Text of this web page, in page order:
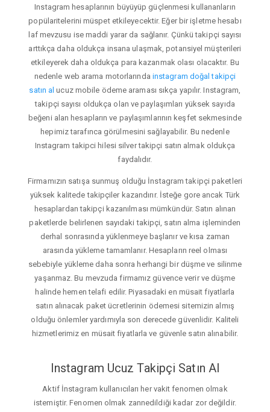
Instagram hesaplarının büyüyüp güçlenmesi kullananların
popülaritelerini müspet etkileyecektir. Eğer bir işletme hesabı
laf mevzusu ise maddi yarar da sağlanır. Çünkü takipçi sayısı
arttıkça daha oldukça insana ulaşmak, potansiyel müşterileri
etkileyerek daha oldukça para kazanmak olası olacaktır. Bu
nedenle web arama motorlarında instagram doğal takipçi
satın al ucuz mobile ödeme araması sıkça yapılır. Instagram,
takipçi sayısı oldukça olan ve paylaşımları yüksek sayıda
beğeni alan hesapların ve paylaşımlarının keşfet sekmesinde
hepimiz tarafınca görülmesini sağlayabilir. Bu nedenle
Instagram takipci hilesi silver takipçi satın almak oldukça
faydalıdır.
Firmamızın satışa sunmuş olduğu İnstagram takipçi paketleri
yüksek kalitede takipçiler kazandırır. İsteğe gore ancak Türk
hesaplardan takipçi kazanılması mümkündür. Satın alınan
paketlerde belirlenen sayıdaki takipçi, satın alma işleminden
derhal sonrasında yüklenmeye başlanır ve kısa zaman
arasında yükleme tamamlanır. Hesapların reel olması
sebebiyle yükleme daha sonra herhangi bir düşme ve silinme
yaşanmaz. Bu mevzuda firmamız güvence verir ve düşme
halinde hemen telafi edilir. Piyasadaki en müsait fiyatlarla
satın alınacak paket ücretlerinin ödemesi sitemizin almış
olduğu önlemler yardımıyla son derecede güvenlidir. Kaliteli
hizmetlerimiz en müsait fiyatlarla ve güvenle satın alınabilir.
Instagram Ucuz Takipçi Satın Al
Aktif İnstagram kullanıcıları her vakit fenomen olmak
istemiştir. Fenomen olmak zannedildiği kadar zor değildir.